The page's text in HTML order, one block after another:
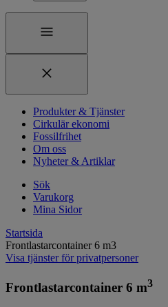
Produkter & Tjänster
Cirkulär ekonomi
Fossilfrihet
Om oss
Nyheter & Artiklar
Sök
Varukorg
Mina Sidor
Startsida
Frontlastarcontainer 6 m3
Visa tjänster för privatpersoner
Frontlastarcontainer 6 m3